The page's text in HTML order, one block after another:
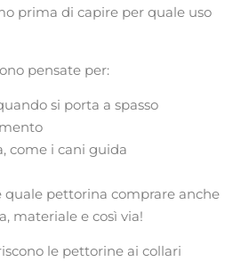
prima di capire per quale uso
pensate per:
si porta a spasso
come i cani guida
quale pettorina comprare anche
materiale e così via!
le pettorine ai collari